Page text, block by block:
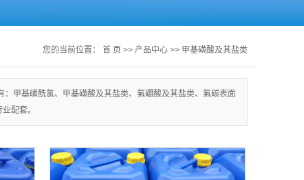
您的当前位置： 首 页 >> 产品中心 >> 甲基磺酸及其盐类
甲基磺酰氯、甲基磺酸及其盐类、氟硼酸及其盐类、氟碳表面
配套。